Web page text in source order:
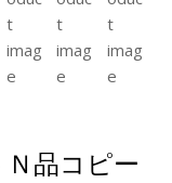
品コピー